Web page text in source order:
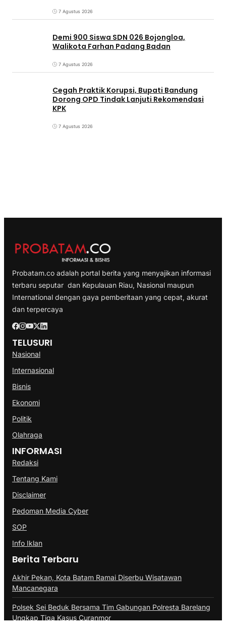
7 Agustus 2026
Demi 900 Siswa SDN 026 Bojongloa,
Walikota Farhan Padang Badan
7 Agustus 2026
Cegah Praktik Korupsi, Bupati Bandung
Dorong OPD Tindak Lanjuti Rekomendasi
KPK
7 Agustus 2026
Probatam.co adalah portal berita yang menyajikan informasi
terbaru seputar dan Kepulauan Riau, Nasional maupun
International dengan gaya pemberitaan yang cepat, akurat
dan terpercaya
TELUSURI
Nasional
Internasional
Bisnis
Ekonomi
Politik
Olahraga
INFORMASI
Redaksi
Tentang Kami
Disclaimer
Pedoman Media Cyber
SOP
Info Iklan
Berita Terbaru
Akhir Pekan, Kota Batam Ramai Diserbu Wisatawan
Mancanegara
Polsek Sei Beduk Bersama Tim Gabungan Polresta Barelang
Ungkap Tiga Kasus Curanmor